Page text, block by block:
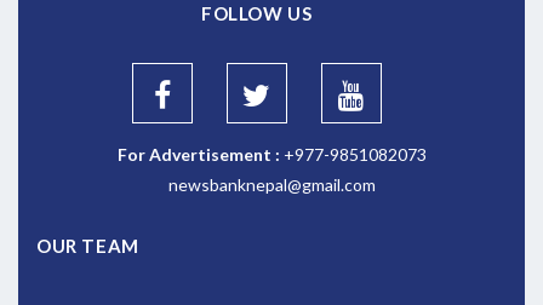
FOLLOW US
For Advertisement : +977-9851082073
newsbanknepal@gmail.com
OUR TEAM